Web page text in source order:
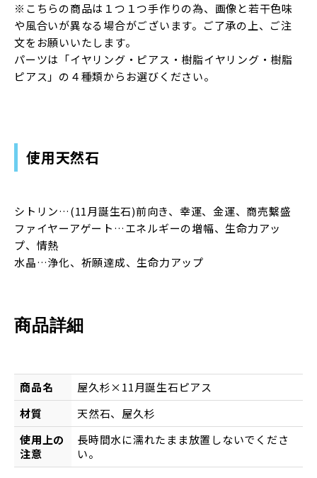
※こちらの商品は１つ１つ手作りの為、画像と若干色味
や風合いが異なる場合がございます。ご了承の上、ご注
文をお願いいたします。
パーツは「イヤリング・ピアス・樹脂イヤリング・樹脂
ピアス」の４種類からお選びください。
使用天然石
シトリン…(11月誕生石)前向き、幸運、金運、商売繫盛
ファイヤーアゲート…エネルギーの増幅、生命力アッ
プ、情熱
水晶…浄化、祈願達成、生命力アップ
商品詳細
商品名
屋久杉×11月誕生石ピアス
材質
天然石、屋久杉
使用上の
注意
長時間水に濡れたまま放置しないでくださ
い。